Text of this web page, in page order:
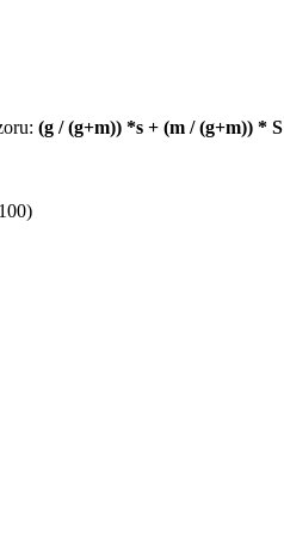
(g / (g+m)) *s + (m / (g+m)) * S